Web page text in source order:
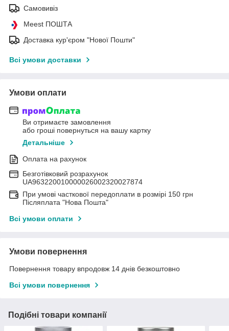
Самовивіз
Meest ПОШТА
Доставка кур'єром "Нової Пошти"
Всі умови доставки
Умови оплати
Ви отримаєте замовлення
або гроші повернуться на вашу картку
Детальніше
Оплата на рахунок
Безготівковий розрахунок
UA963220010000026002320027874
При умові часткової передоплати в розмірі 150 грн
Післяплата "Нова Пошта"
Всі умови оплати
Умови повернення
Повернення товару впродовж 14 днів безкоштовно
Всі умови повернення
Подібні товари компанії